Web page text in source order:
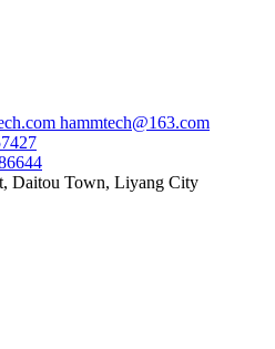
hammtech@163.com
Daitou Town, Liyang City